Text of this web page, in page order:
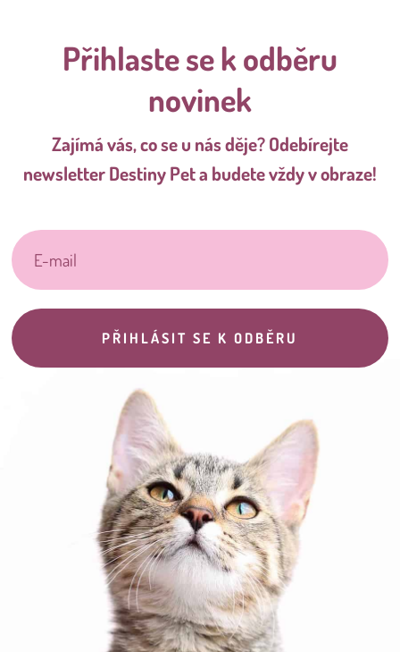
Přihlaste se k odběru
novinek
Zajímá vás, co se u nás děje? Odebírejte
newsletter Destiny Pet a budete vždy v obraze!
PŘIHLÁSIT SE K ODBĚRU